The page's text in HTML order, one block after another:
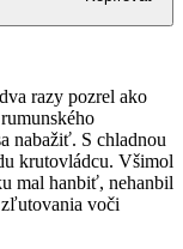
razy pozrel ako
nabažiť. S chladnou
krutovládcu. Všimol
mal hanbiť, nehanbil
zľutovania voči